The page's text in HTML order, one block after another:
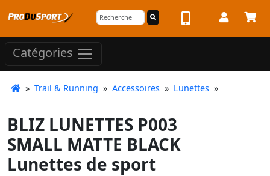
Catégories
» Trail & Running » Accessoires » Lunettes »
BLIZ LUNETTES P003
SMALL MATTE BLACK
Lunettes de sport